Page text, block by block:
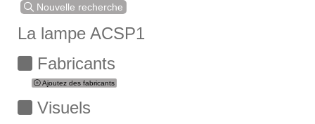
Nouvelle recherche
La lampe ACSP1
Fabricants
Ajoutez des fabricants
Visuels